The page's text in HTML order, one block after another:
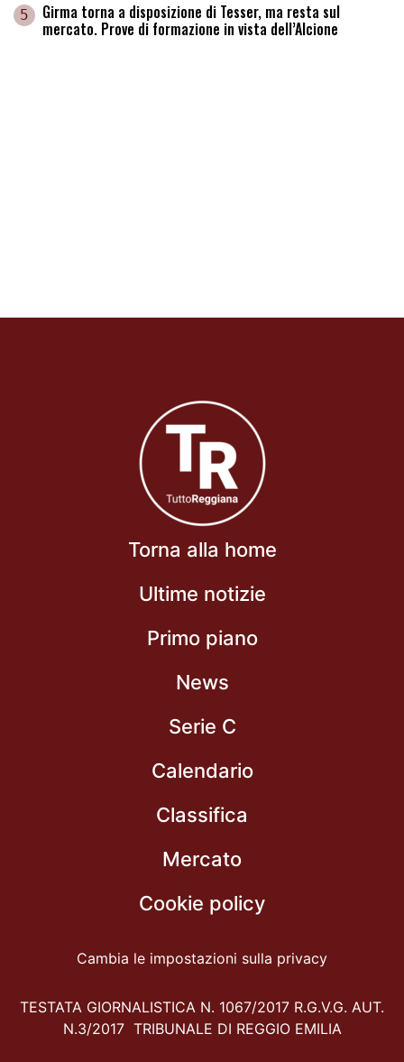
5 Girma torna a disposizione di Tesser, ma resta sul
mercato. Prove di formazione in vista dell’Alcione
Torna alla home
Ultime notizie
Primo piano
News
Serie C
Calendario
Classifica
Mercato
Cookie policy
Cambia le impostazioni sulla privacy
TESTATA GIORNALISTICA N. 1067/2017 R.G.V.G. AUT.
N.3/2017 TRIBUNALE DI REGGIO EMILIA